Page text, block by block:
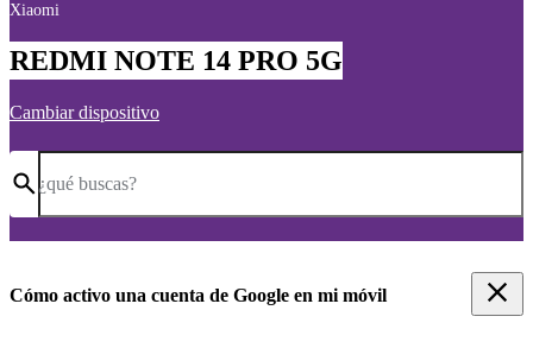
Xiaomi
REDMI NOTE 14 PRO 5G
Cambiar dispositivo
¿qué buscas?
Cómo activo una cuenta de Google en mi móvil